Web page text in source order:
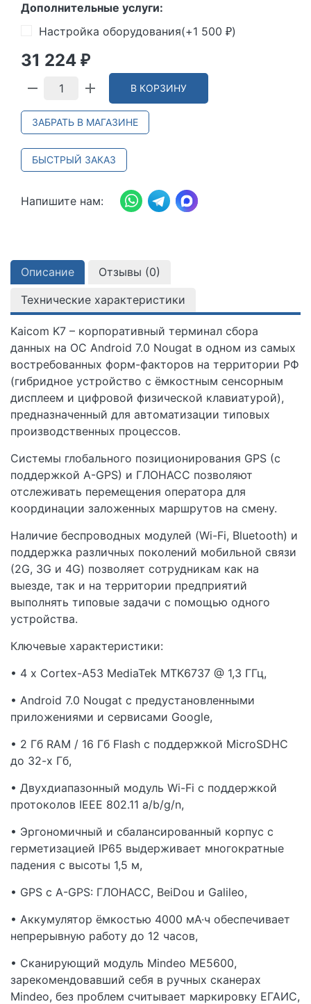
Дополнительные услуги:
Настройка оборудования(+1 500 ₽)
31 224 ₽
В КОРЗИНУ
ЗАБРАТЬ В МАГАЗИНЕ
БЫСТРЫЙ ЗАКАЗ
Напишите нам:
Описание Отзывы (0)
Технические характеристики
Kaicom K7 – корпоративный терминал сбора
данных на ОС Android 7.0 Nougat в одном из самых
востребованных форм-факторов на территории РФ
(гибридное устройство с ёмкостным сенсорным
дисплеем и цифровой физической клавиатурой),
предназначенный для автоматизации типовых
производственных процессов.
Системы глобального позиционирования GPS (с
поддержкой A-GPS) и ГЛОНАСС позволяют
отслеживать перемещения оператора для
координации заложенных маршрутов на смену.
Наличие беспроводных модулей (Wi-Fi, Bluetooth) и
поддержка различных поколений мобильной связи
(2G, 3G и 4G) позволяет сотрудникам как на
выезде, так и на территории предприятий
выполнять типовые задачи с помощью одного
устройства.
Ключевые характеристики:
• 4 x Cortex-A53 MediaTek MTK6737 @ 1,3 ГГц,
• Android 7.0 Nougat с предустановленными
приложениями и сервисами Google,
• 2 Гб RAM / 16 Гб Flash c поддержкой MicroSDHC
до 32-х Гб,
• Двухдиапазонный модуль Wi-Fi с поддержкой
протоколов IEEE 802.11 a/b/g/n,
• Эргономичный и сбалансированный корпус с
герметизацией IP65 выдерживает многократные
падения с высоты 1,5 м,
• GPS с A-GPS: ГЛОНАСС, BeiDou и Galileo,
• Аккумулятор ёмкостью 4000 мА·ч обеспечивает
непрерывную работу до 12 часов,
• Сканирующий модуль Mindeo ME5600,
зарекомендовавший себя в ручных сканерах
Mindeo, без проблем считывает маркировку ЕГАИС,